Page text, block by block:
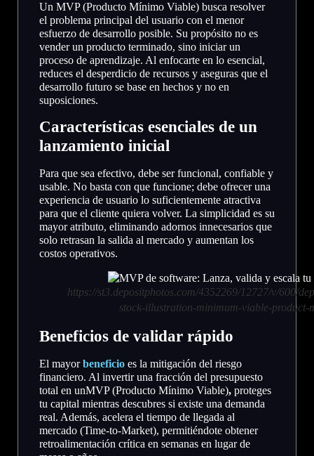
Un MVP (Producto Mínimo Viable) busca resolver
el problema principal del usuario con el menor
esfuerzo de desarrollo posible. Su propósito no es
vender un producto terminado, sino iniciar un
proceso de aprendizaje. Al enfocarte en lo esencial,
reduces el desperdicio de recursos y aseguras que el
desarrollo futuro se base en hechos y no en
suposiciones.
Características esenciales de un
lanzamiento inicial
Para que sea efectivo, debe ser funcional, confiable y
usable. No basta con que funcione; debe ofrecer una
experiencia de usuario lo suficientemente atractiva
para que el cliente quiera volver. La simplicidad es su
mayor atributo, eliminando adornos innecesarios que
solo retrasan la salida al mercado y aumentan los
costos operativos.
https://st3.depositphotos.com/4352269/12727/v/600/
stock-illustration-minimum-viable-product-
Beneficios de validar rápido
El mayorbeneficio es la mitigación del riesgo
financiero. Al invertir una fracción del presupuesto
total en unMVP (Producto Mínimo Viable), proteges
tu capital mientras descubres si existe una demanda
real. Además, acelera el tiempo de llegada al
mercado (Time-to-Market), permitiéndote obtener
retroalimentación crítica en semanas en lugar de